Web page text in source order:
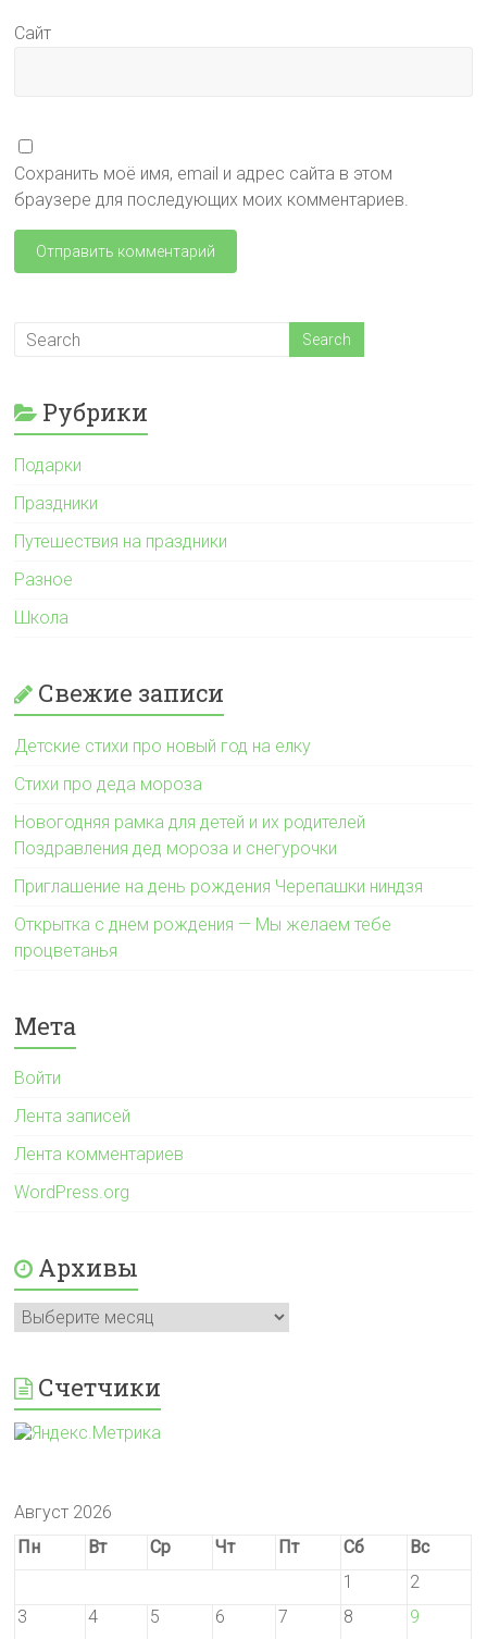
Сайт
Сохранить моё имя, email и адрес сайта в этом
браузере для последующих моих комментариев.
Рубрики
Подарки
Праздники
Путешествия на праздники
Разное
Школа
Свежие записи
Детские стихи про новый год на елку
Стихи про деда мороза
Новогодняя рамка для детей и их родителей
Поздравления дед мороза и снегурочки
Приглашение на день рождения Черепашки ниндзя
Открытка с днем рождения — Мы желаем тебе
процветанья
Мета
Войти
Лента записей
Лента комментариев
WordPress.org
Архивы
Архивы
Счетчики
Август 2026
Пн
Вт Ср Чт Пт Сб
Вс
1
2
3
4 5 6 7 8 9